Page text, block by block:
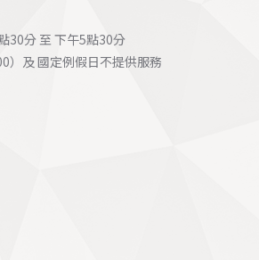
30分 至 下午5點30分
）及 國定例假日不提供服務